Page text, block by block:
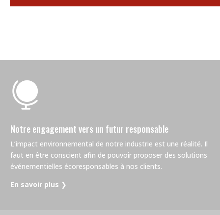

Notre engagement vers un futur responsable
L’impact environnemental de notre industrie est une réalité. Il
faut en être conscient afin de pouvoir proposer des solutions
événementielles écoresponsables à nos clients.
En savoir plus ❯